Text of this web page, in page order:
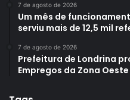
7 de agosto de 2026
Um mês de
serviu mais de 12,5 mil
7 de agosto de 2026
Prefeitura de Londrina
Empregos da Zona Oeste